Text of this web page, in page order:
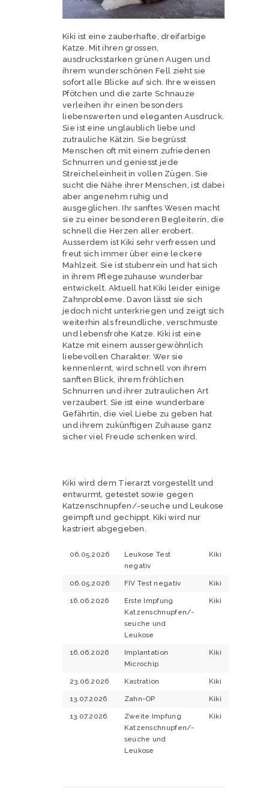
Kiki ist eine zauberhafte, dreifarbige
Katze. Mit ihren grossen,
ausdrucksstarken grünen Augen und
ihrem wunderschönen Fell zieht sie
sofort alle Blicke auf sich. Ihre weissen
Pfötchen und die zarte Schnauze
verleihen ihr einen besonders
liebenswerten und eleganten Ausdruck.
Sie ist eine unglaublich liebe und
zutrauliche Kätzin. Sie begrüsst
Menschen oft mit einem zufriedenen
Schnurren und geniesst jede
Streicheleinheit in vollen Zügen. Sie
sucht die Nähe ihrer Menschen, ist dabei
aber angenehm ruhig und
ausgeglichen. Ihr sanftes Wesen macht
sie zu einer besonderen Begleiterin, die
schnell die Herzen aller erobert.
Ausserdem ist Kiki sehr verfressen und
freut sich immer über eine leckere
Mahlzeit. Sie ist stubenrein und hat sich
in ihrem Pflegezuhause wunderbar
entwickelt. Aktuell hat Kiki leider einige
Zahnprobleme. Davon lässt sie sich
jedoch nicht unterkriegen und zeigt sich
weiterhin als freundliche, verschmuste
und lebensfrohe Katze. Kiki ist eine
Katze mit einem aussergewöhnlich
liebevollen Charakter. Wer sie
kennenlernt, wird schnell von ihrem
sanften Blick, ihrem fröhlichen
Schnurren und ihrer zutraulichen Art
verzaubert. Sie ist eine wunderbare
Gefährtin, die viel Liebe zu geben hat
und ihrem zukünftigen Zuhause ganz
sicher viel Freude schenken wird.
Kiki wird dem Tierarzt vorgestellt und
entwurmt, getestet sowie gegen
Katzenschnupfen/-seuche und Leukose
geimpft und gechippt. Kiki wird nur
kastriert abgegeben.
06.05.2026
Leukose Test
negativ
Kiki
06.05.2026 FIV Test negativ Kiki
16.06.2026
Erste Impfung
Katzenschnupfen/-
seuche und
Leukose
Kiki
16.06.2026
Implantation
Microchip
Kiki
23.06.2026 Kastration Kiki
13.07.2026 Zahn-OP Kiki
13.07.2026
Zweite Impfung
Katzenschnupfen/-
seuche und
Leukose
Kiki